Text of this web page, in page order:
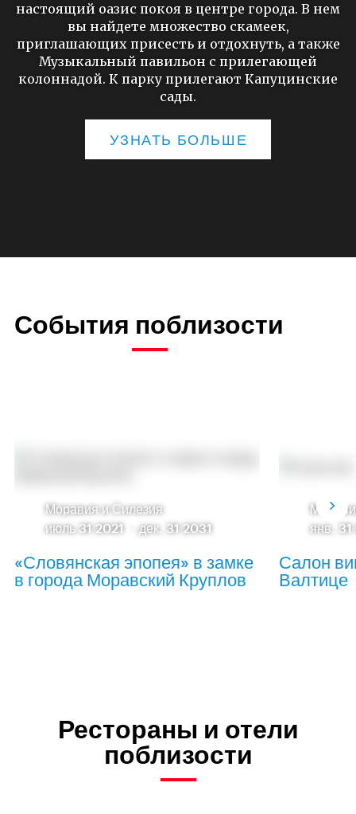
настоящий оазис покоя в центре города. В нем
вы найдете множество скамеек,
приглашающих присесть и отдохнуть, а также
Музыкальный павильон с прилегающей
колоннадой. К парку прилегают Капуцинские
сады.
УЗНАТЬ БОЛЬШЕ
События поблизости
Моравия и Силезия
июль 31 2021
-дек. 31 2031
«Словянская эпопея» в замке
в города Моравский Круплов
янв.
Салон
Валтице
Рестораны и отели
поблизости